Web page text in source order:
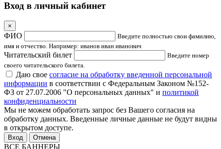
Вход в личный кабинет
×
ФИО
Введите полностью свои фамилию,
имя и отчество. Например: иванов иван иванович
Читательский билет
Введите номер
своего читательского билета.
Даю свое согласие на обработку введенной персональной
информации в соответствии с Федеральным Законом №152-
ФЗ от 27.07.2006 "О персональных данных" и политикой
конфиденциальности
Мы не можем обработать запрос без Вашего согласия на
обработку данных. Введенные личные данные не будут видны
в открытом доступе.
Отмена
ВСЕ БАННЕРЫ